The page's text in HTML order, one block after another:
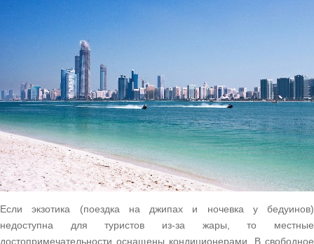
Если экзотика (поездка на джипах и ночевка у бедуинов)
недоступна для туристов из-за жары, то местные
достопримечательности оснащены кондиционерами. В свободное